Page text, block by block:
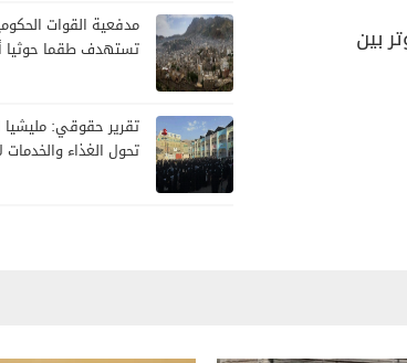
بين
مدفعية القوات
تستهدف طقما حوثيا
تقرير حقوقي: مليشيا
تحول الغذاء والخدمات